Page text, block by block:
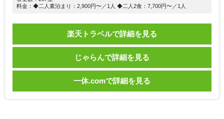
料金：◆二人素泊まり：2,900円〜／1人 ◆二人2食：7,700円〜／1人
楽天トラベルで詳細を見る
じゃらんで詳細を見る
一休.comで詳細を見る